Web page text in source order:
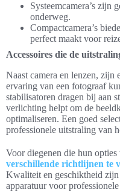
Systeemcamera’s zijn
onderweg.
Compactcamera’s
perfect maakt voor
Accessoires die de
Naast camera en lenzen, zijn
ervaring van een fotograaf
stabilisatoren dragen bij aan
verlichting helpt om de
optimaliseren. Een goed
professionele uitstraling van
Voor diegenen die hun
verschillende richtlijnen te
Kwaliteit en geschiktheid
apparatuur voor